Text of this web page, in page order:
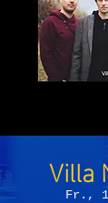
Villa
Fr.,